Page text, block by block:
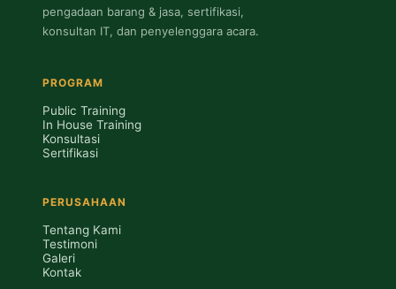
pengadaan barang & jasa, sertifikasi,
konsultan IT, dan penyelenggara acara.
PROGRAM
Public Training
In House Training
Konsultasi
Sertifikasi
PERUSAHAAN
Tentang Kami
Testimoni
Galeri
Kontak